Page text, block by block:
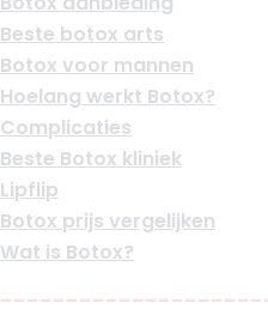
Beste botox arts
Botox voor mannen
Hoelang werkt Botox?
Complicaties
Beste Botox kliniek
Lipflip
Botox prijs vergelijken
Wat is Botox?